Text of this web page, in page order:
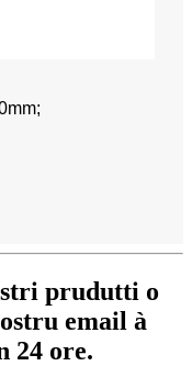
prudutti o
email à
24 ore.